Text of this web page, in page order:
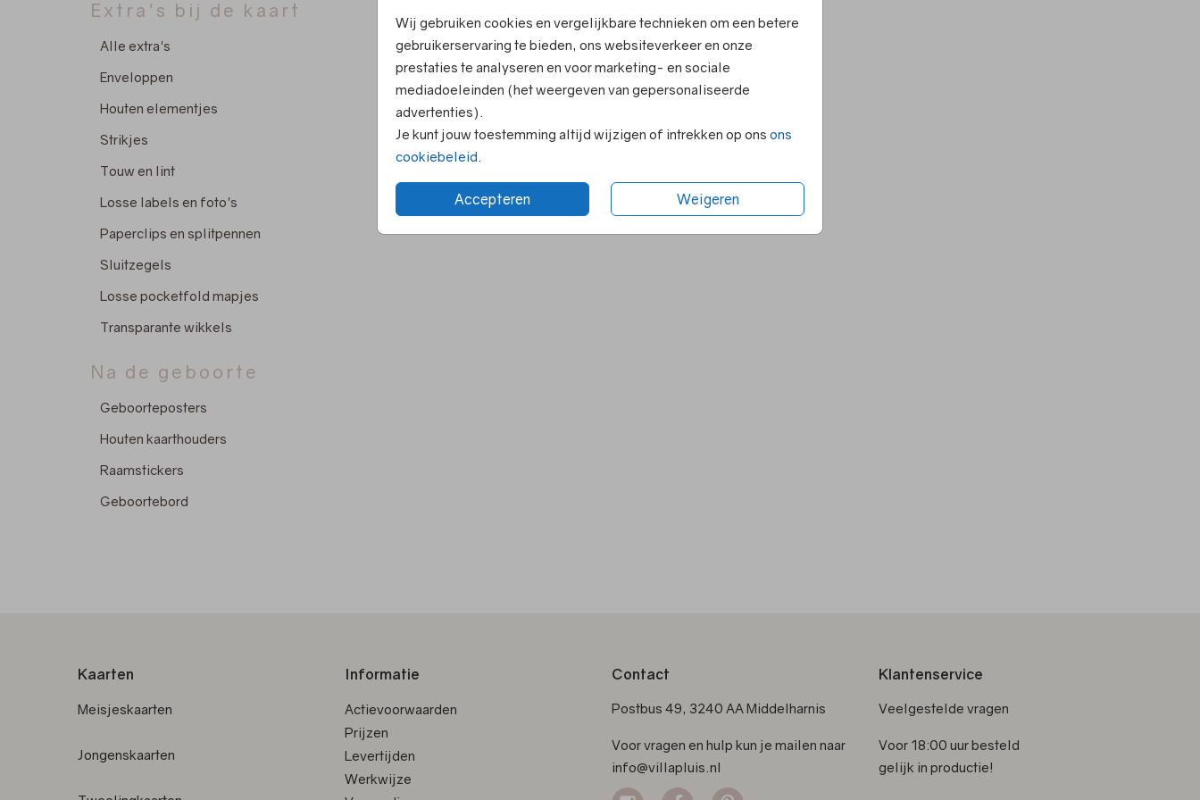
Wij gebruiken cookies en vergelijkbare technieken om een betere
gebruikerservaring te bieden, ons websiteverkeer en onze
prestaties te analyseren en voor marketing- en sociale
mediadoeleinden (het weergeven van gepersonaliseerde
advertenties).
Je kunt jouw toestemming altijd wijzigen of intrekken op ons ons
cookiebeleid.
Accepteren Weigeren
Extra's bij de kaart
Alle extra's
Enveloppen
Houten elementjes
Strikjes
Touw en lint
Losse labels en foto's
Paperclips en splitpennen
Sluitzegels
Losse pocketfold mapjes
Transparante wikkels
Na de geboorte
Geboorteposters
Houten kaarthouders
Raamstickers
Geboortebord
Kaarten
Meisjeskaarten
Jongenskaarten
Informatie
Actievoorwaarden
Prijzen
Levertijden
Werkwijze
Contact
Postbus 49, 3240 AA Middelharnis
Voor vragen en hulp kun je mailen naar
info@villapluis.nl
Klantenservice
Veelgestelde vragen
Voor 18:00 uur besteld
gelijk in productie!